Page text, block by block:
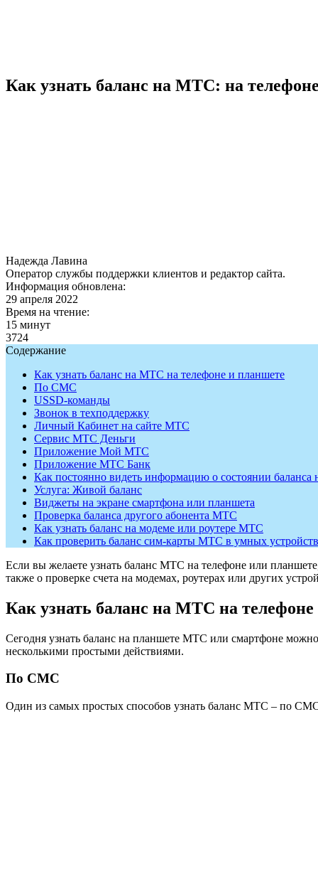
Как узнать баланс на МТС: на
Надежда Лавина
Оператор службы поддержки клиентов и редактор сайта.
Информация обновлена:
29 апреля 2022
Время на чтение:
15 минут
3724
Содержание
Как узнать баланс на МТС на телефоне и планшете
По СМС
USSD-команды
Звонок в техподдержку
Личный Кабинет на сайте МТС
Сервис МТС Деньги
Приложение Мой МТС
Приложение МТС Банк
Как постоянно видеть информацию о состоянии
Услуга: Живой баланс
Виджеты на экране смартфона или планшета
Проверка баланса другого абонента МТС
Как узнать баланс на модеме или роутере МТС
Как проверить баланс сим-карты МТС в умных
Если вы желаете узнать баланс МТС на телефоне или
также о проверке счета на модемах, роутерах или других
Как узнать баланс на МТС на
Сегодня узнать баланс на планшете МТС или смартфоне
несколькими простыми действиями.
По СМС
Один из самых простых способов узнать баланс МТС – по